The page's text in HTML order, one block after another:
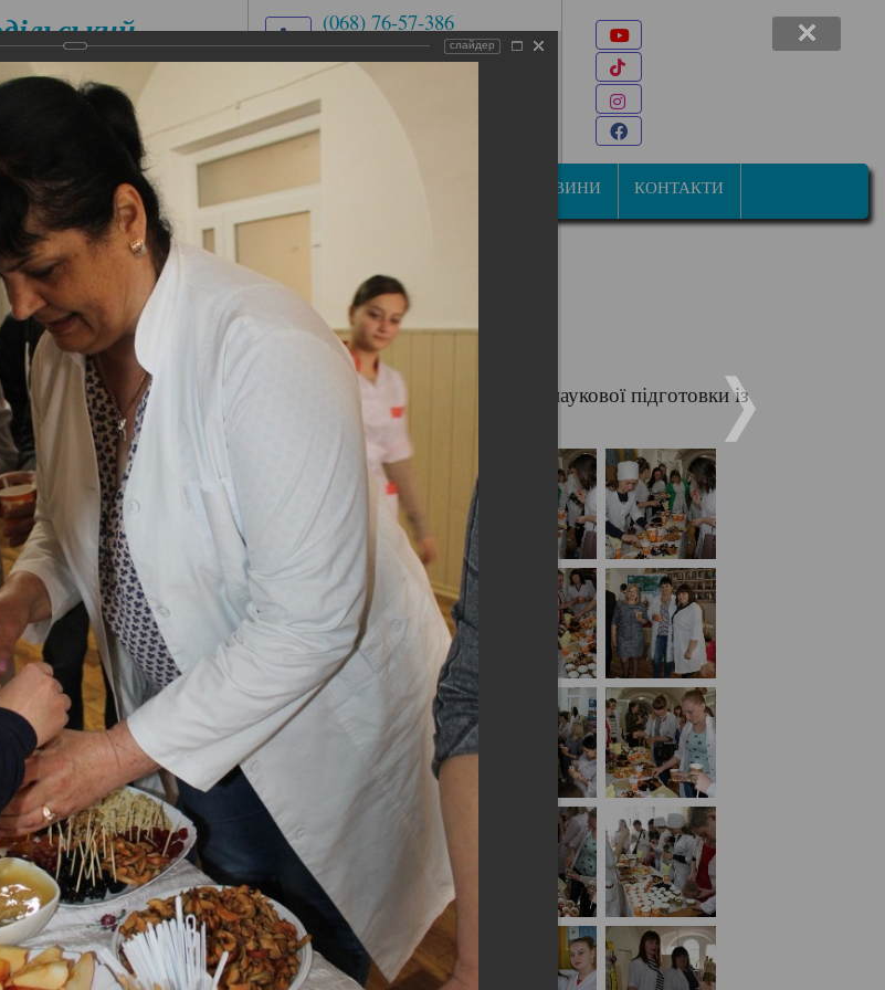
(068) 76-57-386
(03849) 7-47-34
med.uch22@ukr.net
вул. Івана Мазепи, 31
ЦИКЛОВІ КОМІСІЇ АБІТУРІЄНТУ НОВИНИ КОНТАКТИ
дня здоров’я та тижня циклової комісії природничо-наукової підготовки із
слайдер